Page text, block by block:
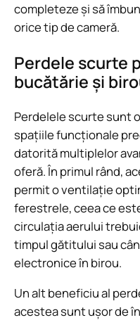
completeze și să
orice tip de cameră.
Perdele scurte
bucătărie și
Perdelele scurte sunt
spațiile funcționale
datorită multiplelor
oferă. În primul rând,
permit o ventilație
ferestrele, ceea ce
circulația aerului
timpul gătitului sau
electronice în birou.
Un alt beneficiu al
acestea sunt ușor de